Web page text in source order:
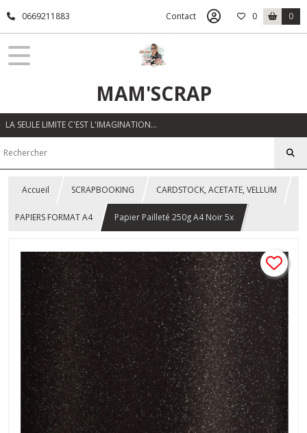
0669211883 Contact 0 0
MAM'SCRAP
LA SEULE LIMITE C'EST L'IMAGINATION…
Accueil SCRAPBOOKING CARDSTOCK, ACETATE, VELLUM
PAPIERS FORMAT A4 Papier Pailleté 250g A4 Noir 5x